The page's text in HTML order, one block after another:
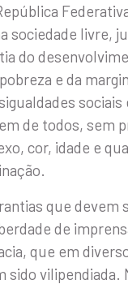
sociedade livre,
do
e da
sociais
de todos, sem
cor, idade e
que devem
de
que em
sido vilipendiada.